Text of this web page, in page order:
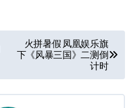
火拼暑假 凤凰娱乐旗
下《风暴三国》二测倒
计时